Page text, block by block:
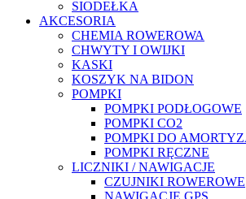
SIODEŁKA
AKCESORIA
CHEMIA ROWEROWA
CHWYTY I OWIJKI
KASKI
KOSZYK NA BIDON
POMPKI
POMPKI PODŁOGOWE
POMPKI CO2
POMPKI DO
POMPKI RĘCZNE
LICZNIKI / NAWIGACJE
CZUJNIKI ROWEROWE
NAWIGACJE GPS